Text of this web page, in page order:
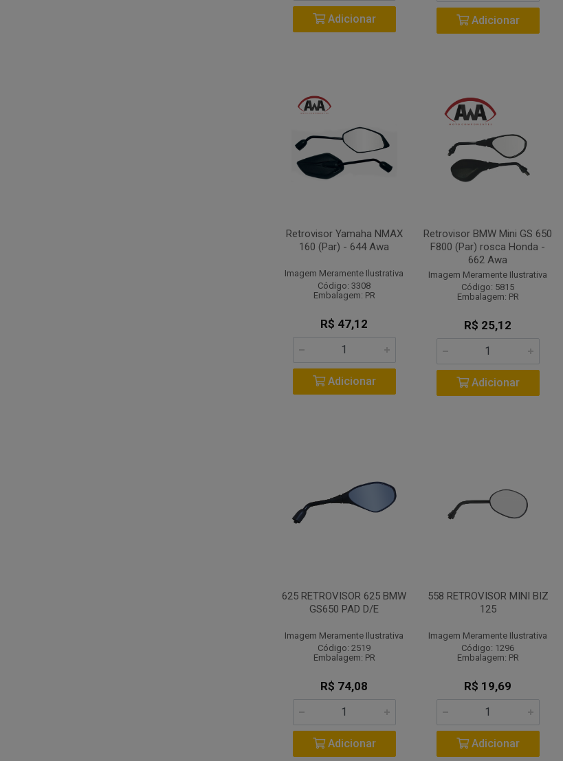
Adicionar Adicionar
Retrovisor Yamaha NMAX
160 (Par) - 644 Awa
Imagem Meramente Ilustrativa
Código: 3308
Embalagem: PR
R$ 47,12
Adicionar
Retrovisor BMW Mini GS 650
F800 (Par) rosca Honda -
662 Awa
Imagem Meramente Ilustrativa
Código: 5815
Embalagem: PR
R$ 25,12
Adicionar
625 RETROVISOR 625 BMW
GS650 PAD D/E
Imagem Meramente Ilustrativa
Código: 2519
Embalagem: PR
R$ 74,08
Adicionar
558 RETROVISOR MINI BIZ
125
Imagem Meramente Ilustrativa
Código: 1296
Embalagem: PR
R$ 19,69
Adicionar